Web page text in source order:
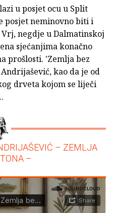
u posjet ocu u Split
posjet neminovno biti i
negdje u Dalmatinskoj
sjećanjima konačno
prošlosti. 'Zemlja bez
kao da je od
drveta kojom se liječi
– ZEMLJA
–